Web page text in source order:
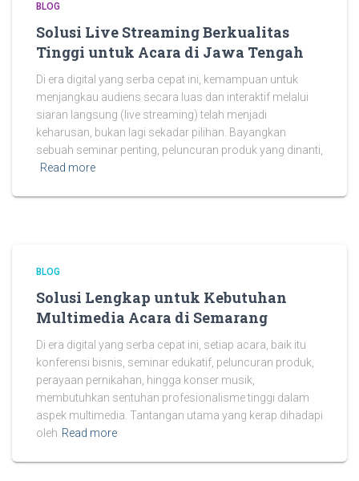
BLOG
Solusi Live Streaming Berkualitas
Tinggi untuk Acara di Jawa Tengah
Di era digital yang serba cepat ini, kemampuan untuk
menjangkau audiens secara luas dan interaktif melalui
siaran langsung (live streaming) telah menjadi
keharusan, bukan lagi sekadar pilihan. Bayangkan
sebuah seminar penting, peluncuran produk yang dinanti,
Read more
BLOG
Solusi Lengkap untuk Kebutuhan
Multimedia Acara di Semarang
Di era digital yang serba cepat ini, setiap acara, baik itu
konferensi bisnis, seminar edukatif, peluncuran produk,
perayaan pernikahan, hingga konser musik,
membutuhkan sentuhan profesionalisme tinggi dalam
aspek multimedia. Tantangan utama yang kerap dihadapi
oleh Read more